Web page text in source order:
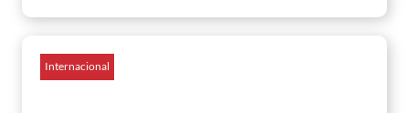
Internacional